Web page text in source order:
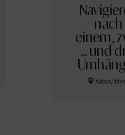
nach
einem,
... und
Xàbia/